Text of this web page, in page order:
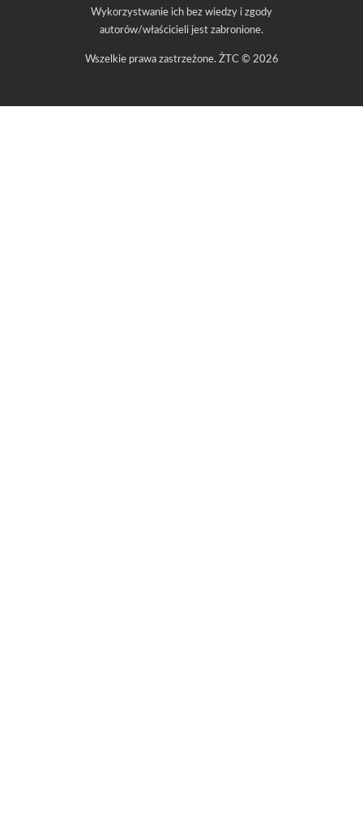
Wykorzystwanie ich bez wiedzy i zgody
autorów/właścicieli jest zabronione.
Wszelkie prawa zastrzeżone. ŻTC © 2026